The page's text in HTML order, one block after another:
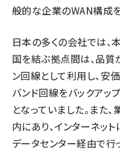
般的な企業のWAN構成
日本の多くの会社では、
国を結ぶ拠点間は、品
ン回線として利用し、安
バンド回線をバックアッ
となっていました。また
内にあり、インターネッ
データセンター経由で行